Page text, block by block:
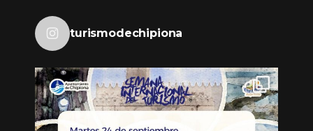
turismodechipiona